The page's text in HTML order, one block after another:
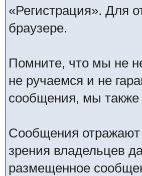
«Регистрация». Для
браузере.
Помните, что мы не
не ручаемся и не
сообщения, мы также
Сообщения отражают
зрения владельцев
размещенное